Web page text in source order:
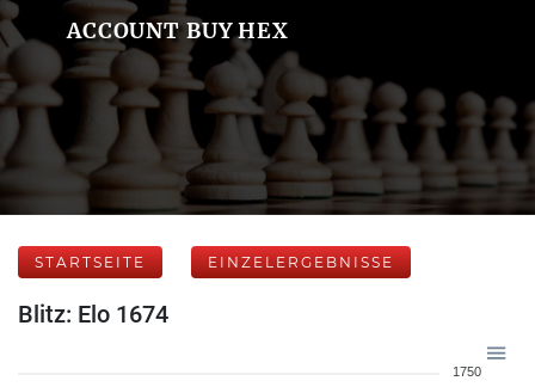
ACCOUNT BUY HEX
STARTSEITE EINZELERGEBNISSE
Blitz: Elo 1674
1750